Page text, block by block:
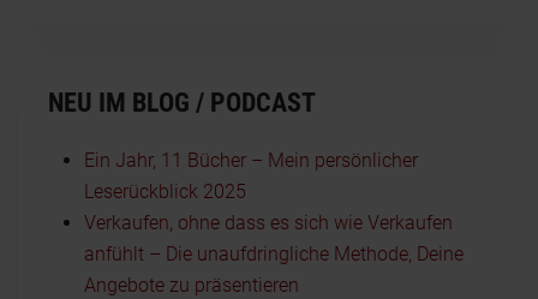
NEU IM BLOG / PODCAST
Ein Jahr, 11 Bücher – Mein persönlicher
Leserückblick 2025
Verkaufen, ohne dass es sich wie Verkaufen
anfühlt – Die unaufdringliche Methode, Deine
Angebote zu präsentieren